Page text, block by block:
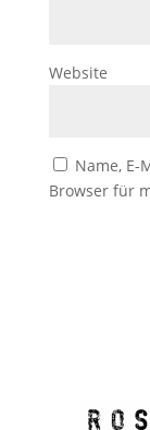
Website
Name, E-
Browser für